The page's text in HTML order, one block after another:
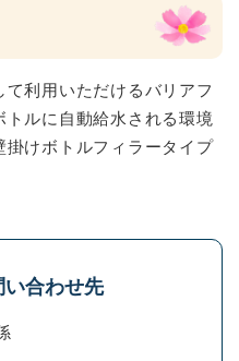
利用いただけるバリアフ
トルに自動給水される環境
けボトルフィラータイプ
い合わせ先